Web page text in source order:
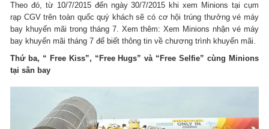
Theo đó, từ 10/7/2015 đến ngày 30/7/2015 khi xem Minions tại cụm
rạp CGV trên toàn quốc quý khách sẽ có cơ hội trúng thưởng vé máy
bay khuyến mãi trong tháng 7. Xem thêm: Xem Minions nhận vé máy
bay khuyến mãi tháng 7 để biết thông tin về chương trình khuyến mãi.
Thứ ba, “ Free Kiss”, “Free Hugs” và “Free Selfie” cùng Minions
tại sân bay